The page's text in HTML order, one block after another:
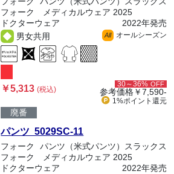
フォーク メディカルウェア 2025
ドクターウェア
2022年発売
男女共用
All オールシーズン
￥5,313(税込)
30～36% OFF
参考価格￥7,590-
1%ポイント 還元
廃番
パンツ 5029SC-11
フォーク
パンツ（米式パンツ）スラックス
フォーク メディカルウェア 2025
ドクターウェア
2022年発売